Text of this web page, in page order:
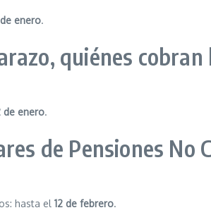
de enero.
quiénes cobran
de enero.
de Pensiones No
hasta el 12 de febrero.